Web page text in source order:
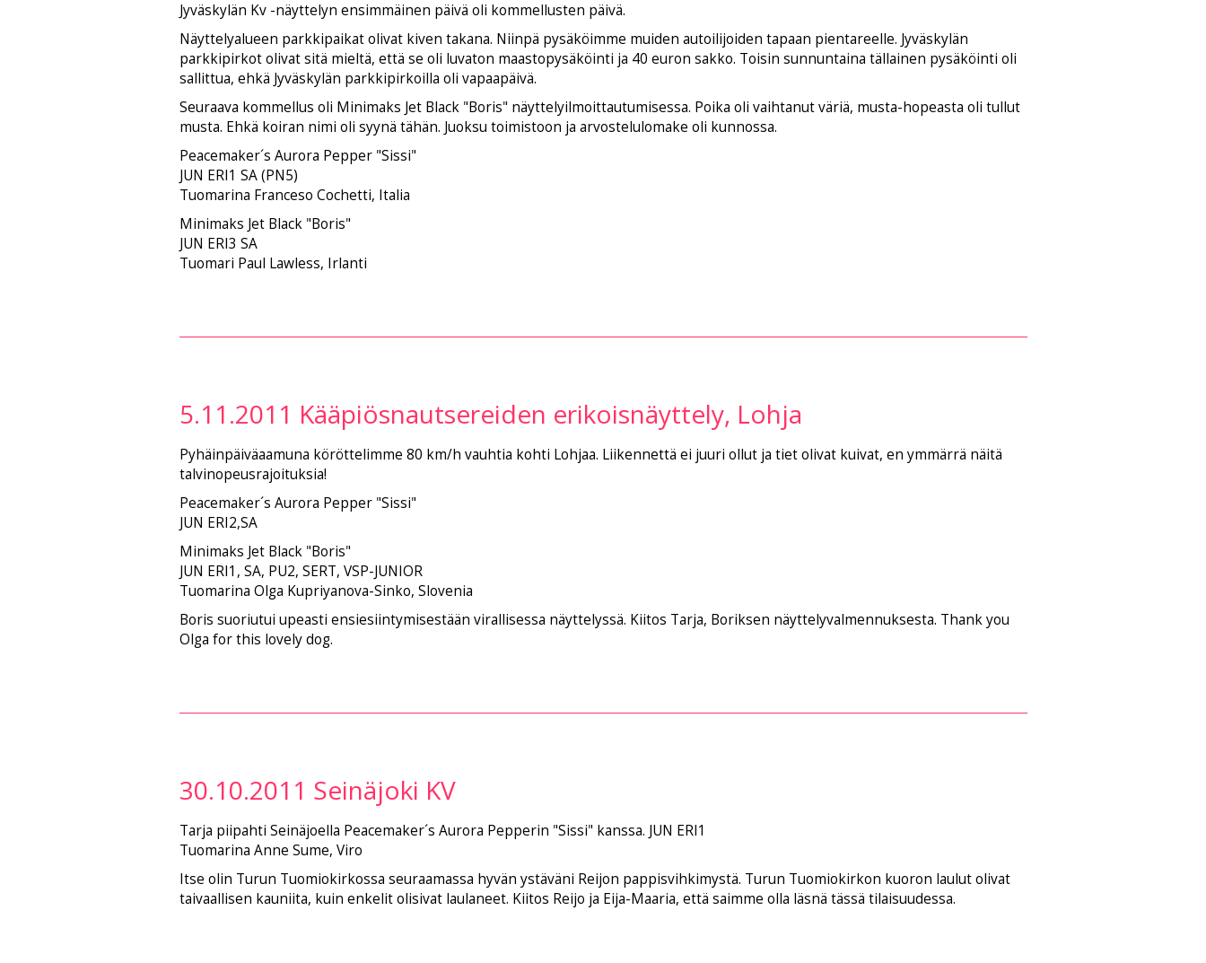
Jyväskylän Kv -näyttelyn ensimmäinen päivä oli kommellusten päivä.
Näyttelyalueen parkkipaikat olivat kiven takana. Niinpä pysäköimme muiden autoilijoiden tapaan pientareelle. Jyväskylän
parkkipirkot olivat sitä mieltä, että se oli luvaton maastopysäköinti ja 40 euron sakko. Toisin sunnuntaina tällainen pysäköinti oli
sallittua, ehkä Jyväskylän parkkipirkoilla oli vapaapäivä.
Seuraava kommellus oli Minimaks Jet Black "Boris" näyttelyilmoittautumisessa. Poika oli vaihtanut väriä, musta-hopeasta oli tullut
musta. Ehkä koiran nimi oli syynä tähän. Juoksu toimistoon ja arvostelulomake oli kunnossa.
Peacemaker´s Aurora Pepper "Sissi"
JUN ERI1 SA (PN5)
Tuomarina Franceso Cochetti, Italia
Minimaks Jet Black "Boris"
JUN ERI3 SA
Tuomari Paul Lawless, Irlanti
5.11.2011 Kääpiösnautsereiden erikoisnäyttely, Lohja
Pyhäinpäiväaamuna köröttelimme 80 km/h vauhtia kohti Lohjaa. Liikennettä ei juuri ollut ja tiet olivat kuivat, en ymmärrä näitä
talvinopeusrajoituksia!
Peacemaker´s Aurora Pepper "Sissi"
JUN ERI2,SA
Minimaks Jet Black "Boris"
JUN ERI1, SA, PU2, SERT, VSP-JUNIOR
Tuomarina Olga Kupriyanova-Sinko, Slovenia
Boris suoriutui upeasti ensiesiintymisestään virallisessa näyttelyssä. Kiitos Tarja, Boriksen näyttelyvalmennuksesta. Thank you
Olga for this lovely dog.
30.10.2011 Seinäjoki KV
Tarja piipahti Seinäjoella Peacemaker´s Aurora Pepperin "Sissi" kanssa. JUN ERI1
Tuomarina Anne Sume, Viro
Itse olin Turun Tuomiokirkossa seuraamassa hyvän ystäväni Reijon pappisvihkimystä. Turun Tuomiokirkon kuoron laulut olivat
taivaallisen kauniita, kuin enkelit olisivat laulaneet. Kiitos Reijo ja Eija-Maaria, että saimme olla läsnä tässä tilaisuudessa.